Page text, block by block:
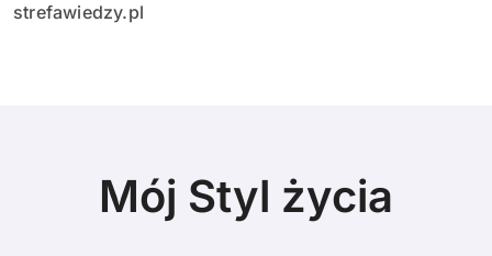
strefawiedzy.pl
Mój Styl życia